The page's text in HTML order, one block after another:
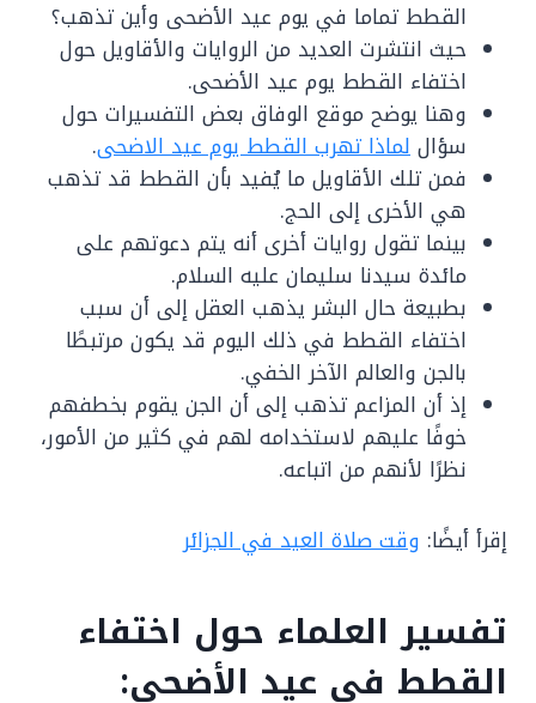
القطط تماما في يوم عيد الأضحى وأين تذهب؟
حيث انتشرت العديد من الروايات والأقاويل حول
اختفاء القطط يوم عيد الأضحى.
وهنا يوضح موقع الوفاق بعض التفسيرات حول
سؤاللماذا تهرب القطط يوم عيد الاضحى.
فمن تلك الأقاويل ما يُفيد بأن القطط قد تذهب
هي الأخرى إلى الحج.
بينما تقول روايات أخرى أنه يتم دعوتهم على
مائدة سيدنا سليمان عليه السلام.
بطبيعة حال البشر يذهب العقل إلى أن سبب
اختفاء القطط في ذلك اليوم قد يكون مرتبطًا
بالجن والعالم الآخر الخفي.
إذ أن المزاعم تذهب إلى أن الجن يقوم بخطفهم
خوفًا عليهم لاستخدامه لهم في كثير من الأمور،
نظرًا لأنهم من اتباعه.
إقرأ أيضًا: وقت صلاة العيد في الجزائر
تفسير العلماء حول اختفاء
القطط في عيد الأضحى: